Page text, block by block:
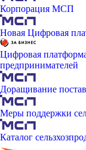
Корпорация МСП
Новая Цифровая
Цифровая
предпринимателей
Доращивание
Меры поддержки
Каталог